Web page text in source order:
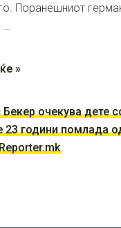
Поранешниот
…
»
очекува дете
23 години помлада
.